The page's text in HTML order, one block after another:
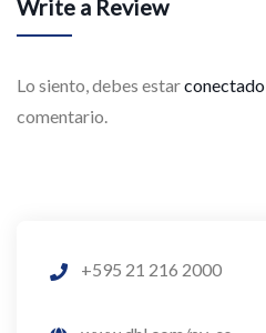
Write a Review
Lo siento, debes estarconectado
comentario.
+595 21 216 2000